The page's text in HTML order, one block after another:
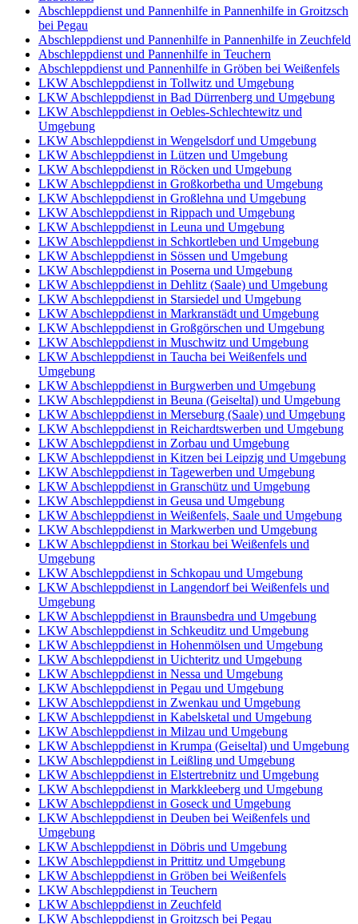
Abschleppdienst und Pannenhilfe in Pannenhilfe in Groitzsch
bei Pegau
Abschleppdienst und Pannenhilfe in Pannenhilfe in Zeuchfeld
Abschleppdienst und Pannenhilfe in Teuchern
Abschleppdienst und Pannenhilfe in Gröben bei Weißenfels
LKW Abschleppdienst in Tollwitz und Umgebung
LKW Abschleppdienst in Bad Dürrenberg und Umgebung
LKW Abschleppdienst in Oebles-Schlechtewitz und
Umgebung
LKW Abschleppdienst in Wengelsdorf und Umgebung
LKW Abschleppdienst in Lützen und Umgebung
LKW Abschleppdienst in Röcken und Umgebung
LKW Abschleppdienst in Großkorbetha und Umgebung
LKW Abschleppdienst in Großlehna und Umgebung
LKW Abschleppdienst in Rippach und Umgebung
LKW Abschleppdienst in Leuna und Umgebung
LKW Abschleppdienst in Schkortleben und Umgebung
LKW Abschleppdienst in Sössen und Umgebung
LKW Abschleppdienst in Poserna und Umgebung
LKW Abschleppdienst in Dehlitz (Saale) und Umgebung
LKW Abschleppdienst in Starsiedel und Umgebung
LKW Abschleppdienst in Markranstädt und Umgebung
LKW Abschleppdienst in Großgörschen und Umgebung
LKW Abschleppdienst in Muschwitz und Umgebung
LKW Abschleppdienst in Taucha bei Weißenfels und
Umgebung
LKW Abschleppdienst in Burgwerben und Umgebung
LKW Abschleppdienst in Beuna (Geiseltal) und Umgebung
LKW Abschleppdienst in Merseburg (Saale) und Umgebung
LKW Abschleppdienst in Reichardtswerben und Umgebung
LKW Abschleppdienst in Zorbau und Umgebung
LKW Abschleppdienst in Kitzen bei Leipzig und Umgebung
LKW Abschleppdienst in Tagewerben und Umgebung
LKW Abschleppdienst in Granschütz und Umgebung
LKW Abschleppdienst in Geusa und Umgebung
LKW Abschleppdienst in Weißenfels, Saale und Umgebung
LKW Abschleppdienst in Markwerben und Umgebung
LKW Abschleppdienst in Storkau bei Weißenfels und
Umgebung
LKW Abschleppdienst in Schkopau und Umgebung
LKW Abschleppdienst in Langendorf bei Weißenfels und
Umgebung
LKW Abschleppdienst in Braunsbedra und Umgebung
LKW Abschleppdienst in Schkeuditz und Umgebung
LKW Abschleppdienst in Hohenmölsen und Umgebung
LKW Abschleppdienst in Uichteritz und Umgebung
LKW Abschleppdienst in Nessa und Umgebung
LKW Abschleppdienst in Pegau und Umgebung
LKW Abschleppdienst in Zwenkau und Umgebung
LKW Abschleppdienst in Kabelsketal und Umgebung
LKW Abschleppdienst in Milzau und Umgebung
LKW Abschleppdienst in Krumpa (Geiseltal) und Umgebung
LKW Abschleppdienst in Leißling und Umgebung
LKW Abschleppdienst in Elstertrebnitz und Umgebung
LKW Abschleppdienst in Markkleeberg und Umgebung
LKW Abschleppdienst in Goseck und Umgebung
LKW Abschleppdienst in Deuben bei Weißenfels und
Umgebung
LKW Abschleppdienst in Döbris und Umgebung
LKW Abschleppdienst in Prittitz und Umgebung
LKW Abschleppdienst in Gröben bei Weißenfels
LKW Abschleppdienst in Teuchern
LKW Abschleppdienst in Zeuchfeld
LKW Abschleppdienst in Groitzsch bei Pegau